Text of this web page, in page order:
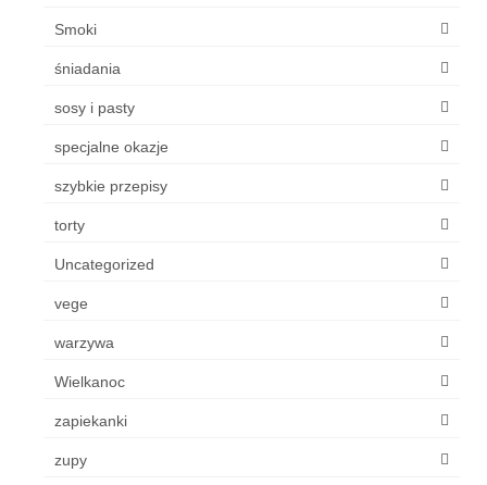
Smoki
śniadania
sosy i pasty
specjalne okazje
szybkie przepisy
torty
Uncategorized
vege
warzywa
Wielkanoc
zapiekanki
zupy